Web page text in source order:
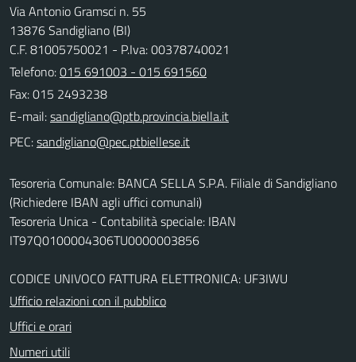
Via Antonio Gramsci n. 55
13876 Sandigliano (BI)
C.F. 81005750021 - P.Iva: 00378740021
Telefono:015 691003 - 015 691560
Fax: 015 2493238
E-mail:
PEC:
Tesoreria Comunale: BANCA SELLA S.P.A. Filiale di Sandigliano
(Richiedere IBAN agli uffici comunali)
Tesoreria Unica - Contabilità speciale: IBAN
IT97Q0100004306TU0000003856
CODICE UNIVOCO FATTURA ELETTRONICA: UF3IWU
Ufficio relazioni con il pubblico
Uffici e orari
Numeri utili